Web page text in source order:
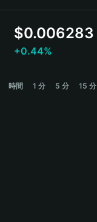
Español
$0.006283
+0.44%
時間 1 分 5 分 15 分